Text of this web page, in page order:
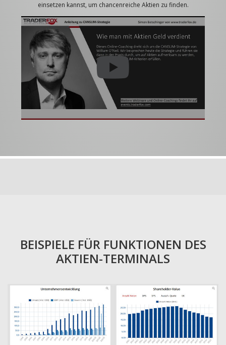
einsetzen kannst, um chancenreiche Aktien zu finden.
BEISPIELE FÜR FUNKTIONEN DES
AKTIEN-TERMINALS